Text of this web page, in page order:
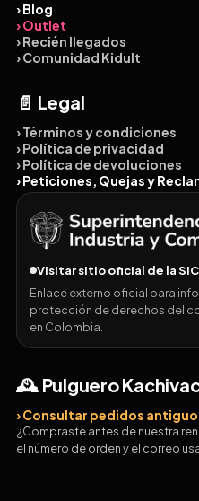
› Blog
› Outlet
› Recién llegados
› Comunidad Kidult
📄 Legal
› Términos y condiciones
› Política de privacidad
› Política de devoluciones
› Peticiones, Quejas y
Visitar sitio oficial de la SIC
Enlace externo oficial para
protección de derechos del
en Colombia.
🕰️ Pulguero
› Consultar pedidos
¿Compraste antes de nuestra
el número de orden y el correo